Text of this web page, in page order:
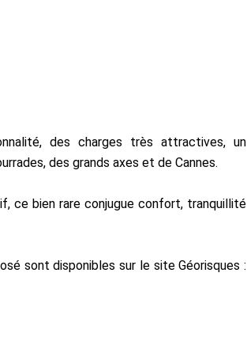
des charges très attractives, un
des grands axes et de Cannes.
ce bien rare conjugue confort, tranquillité
sont disponibles sur le site Géorisques :